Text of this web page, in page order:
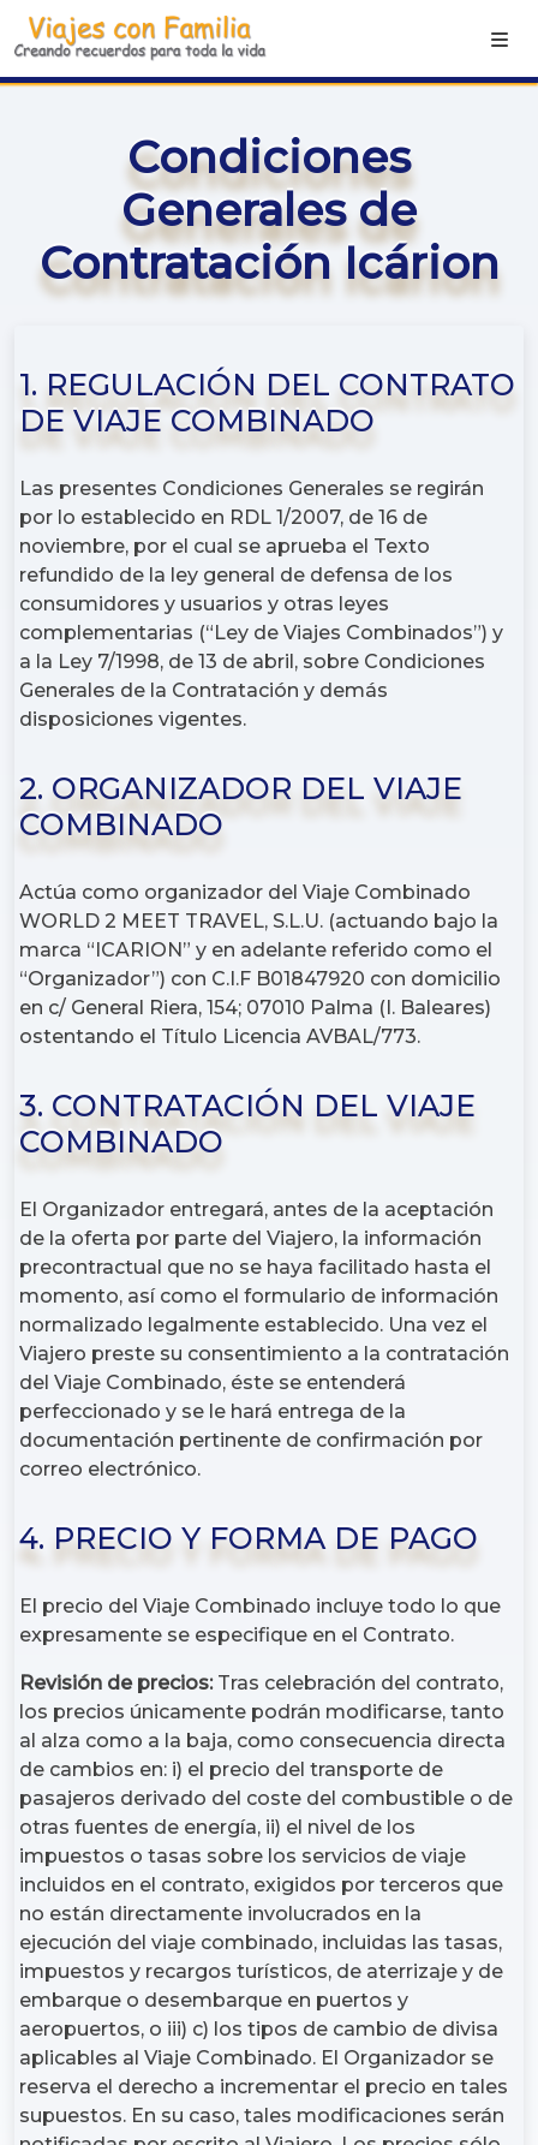
Condiciones
Generales de
Contratación Icárion
1. REGULACIÓN DEL CONTRATO
DE VIAJE COMBINADO
Las presentes Condiciones Generales se regirán
por lo establecido en RDL 1/2007, de 16 de
noviembre, por el cual se aprueba el Texto
refundido de la ley general de defensa de los
consumidores y usuarios y otras leyes
complementarias (“Ley de Viajes Combinados”) y
a la Ley 7/1998, de 13 de abril, sobre Condiciones
Generales de la Contratación y demás
disposiciones vigentes.
2. ORGANIZADOR DEL VIAJE
COMBINADO
Actúa como organizador del Viaje Combinado
WORLD 2 MEET TRAVEL, S.L.U. (actuando bajo la
marca “ICARION” y en adelante referido como el
“Organizador”) con C.I.F B01847920 con domicilio
en c/ General Riera, 154; 07010 Palma (I. Baleares)
ostentando el Título Licencia AVBAL/773.
3. CONTRATACIÓN DEL VIAJE
COMBINADO
El Organizador entregará, antes de la aceptación
de la oferta por parte del Viajero, la información
precontractual que no se haya facilitado hasta el
momento, así como el formulario de información
normalizado legalmente establecido. Una vez el
Viajero preste su consentimiento a la contratación
del Viaje Combinado, éste se entenderá
perfeccionado y se le hará entrega de la
documentación pertinente de confirmación por
correo electrónico.
4. PRECIO Y FORMA DE PAGO
El precio del Viaje Combinado incluye todo lo que
expresamente se especifique en el Contrato.
Revisión de precios:Tras celebración del contrato,
los precios únicamente podrán modificarse, tanto
al alza como a la baja, como consecuencia directa
de cambios en: i) el precio del transporte de
pasajeros derivado del coste del combustible o de
otras fuentes de energía, ii) el nivel de los
impuestos o tasas sobre los servicios de viaje
incluidos en el contrato, exigidos por terceros que
no están directamente involucrados en la
ejecución del viaje combinado, incluidas las tasas,
impuestos y recargos turísticos, de aterrizaje y de
embarque o desembarque en puertos y
aeropuertos, o iii) c) los tipos de cambio de divisa
aplicables al Viaje Combinado. El Organizador se
reserva el derecho a incrementar el precio en tales
supuestos. En su caso, tales modificaciones serán